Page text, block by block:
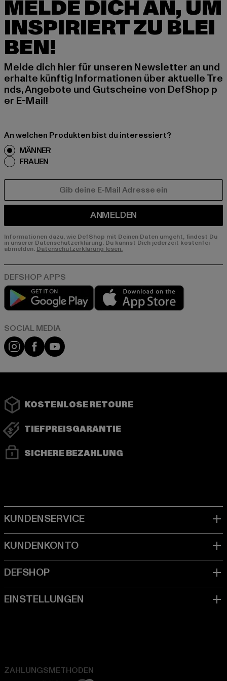
MELDE DICH AN, UM
INSPIRIERT ZU BLEI
BEN!
Melde dich hier für unseren Newsletter an und
erhalte künftig Informationen über aktuelle Tre
nds, Angebote und Gutscheine von DefShop p
er E-Mail!
An welchen Produkten bist du interessiert?
MÄNNER
FRAUEN
ANMELDEN
Informationen dazu, wie DefShop mit Deinen Daten umgeht, findest Du
in unserer Datenschutzerklärung. Du kannst Dich jederzeit kostenfei
abmelden. Datenschutzerklärung lesen.
Play market
Instagram
FacebookYouTube
KOSTENLOSE RETOURE
TIEFPREISGARANTIE
SICHERE BEZAHLUNG
ZAHLUNGSMETHODEN